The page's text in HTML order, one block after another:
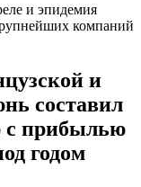
и эпидемия
компаний
и
составил
с прибылью
годом